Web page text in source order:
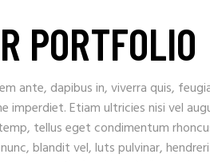
PORTFOLIO
ante, dapibus in, viverra quis,
imperdiet. Etiam ultricies nisi vel
tellus eget condimentum
blandit vel, luts pulvinar,